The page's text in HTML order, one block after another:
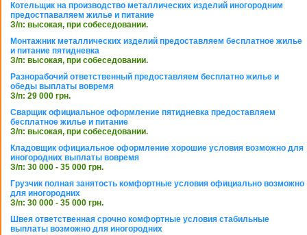
Котельщик на производство металлических изделий иногородним
предостпаваляем жилье и питание
З/п: высокая, при собеседовании.
Монтажник металлических изделий предоставляем бесплатное жилье
и питание пятидневка
З/п: высокая, при собеседовании.
Разнорабочий ответственный предоставляем бесплатно жилье и
обеды выплаты вовремя
З/п: 29 000 грн.
Сварщик официальное оформление пятидневка предоставляем
бесплатное жилье и питание
З/п: высокая, при собеседовании.
Кладовщик официальное оформление хорошие условия возможно для
иногородних выплаты вовремя
З/п: 30 000 - 35 000 грн.
Грузчик полная занятость комфортные условия официально возможно
для иногородних
З/п: 30 000 - 35 000 грн.
Швея ответственная срочно комфортные условия стабильные
выплаты возможно для иногородних